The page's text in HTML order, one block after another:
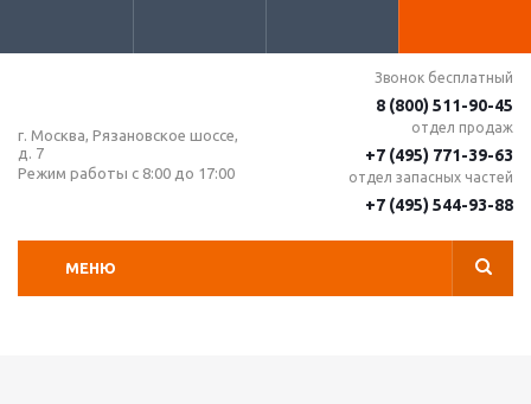
г. Москва, Рязановское шоссе,
д. 7
Режим работы с 8:00 до 17:00
Звонок бесплатный
8 (800) 511-90-45
отдел продаж
+7 (495) 771-39-63
отдел запасных частей
+7 (495) 544-93-88
МЕНЮ